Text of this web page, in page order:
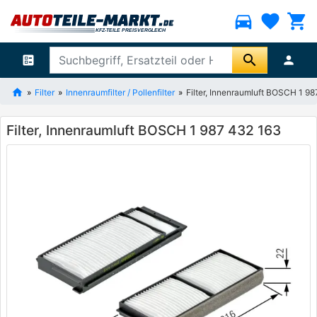
directions_car favorite shopping_cart
ballot search person
Filter Innenraumfilter / Pollenfilter Filter, Innenraumluft BOSCH 1
Filter, Innenraumluft BOSCH 1 987 432 163